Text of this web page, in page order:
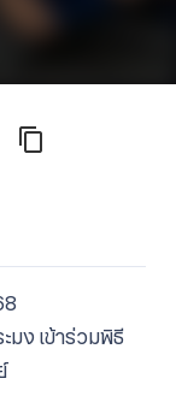
มง เข้าร่วมพิธี